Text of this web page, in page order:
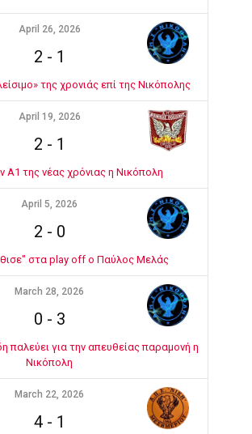
April 26, 2026
2 - 1
της χρονιάς επί της Νικόπολης
April 19, 2026
2 - 1
Α1 της νέας χρόνιας η Νικόπολη
April 5, 2026
2 - 0
στα play off ο Παύλος Μελάς
March 28, 2026
0 - 3
παλεύει για την απευθείας παραμονή η
Νικόπολη
March 22, 2026
4- 1